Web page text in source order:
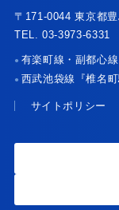
〒171-0044 東京都
TEL. 03-3973-6331
● 有楽町線・副都心
● 西武池袋線『椎名
サイトポリシー